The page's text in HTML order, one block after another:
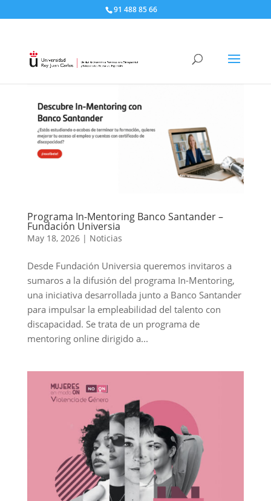
91 488 85 66
Programa In-Mentoring Banco Santander –
Fundación Universia
May 18, 2026| Noticias
Desde Fundación Universia queremos invitaros a
sumaros a la difusión del programa In-Mentoring,
una iniciativa desarrollada junto a Banco Santander
para impulsar la empleabilidad del talento con
discapacidad. Se trata de un programa de
mentoring online dirigido a...